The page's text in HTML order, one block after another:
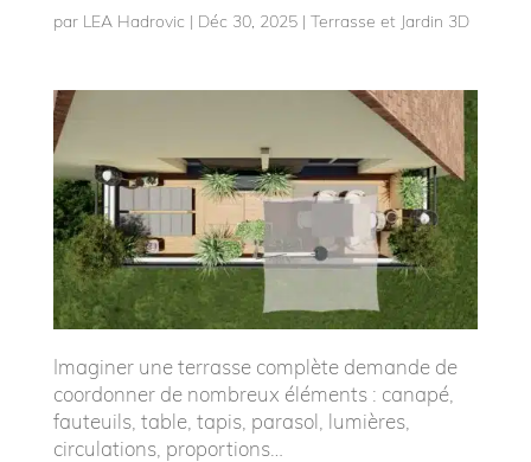
par LEA Hadrovic | Déc 30, 2025| Terrasse et Jardin 3D
Imaginer une terrasse complète demande de
coordonner de nombreux éléments : canapé,
fauteuils, table, tapis, parasol, lumières,
circulations, proportions…